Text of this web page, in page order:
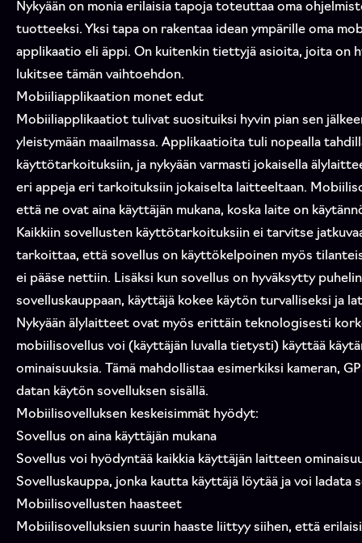
Nykyään on monia erilaisia tapoja toteuttaa oma
tuotteeksi. Yksi tapa on rakentaa idean ympärille oma
applikaatio eli äppi. On kuitenkin tiettyjä asioita, joita on
lukitsee tämän vaihtoehdon.
Mobiiliapplikaation monet edut
Mobiiliapplikaatiot tulivat suosituiksi hyvin pian sen
yleistymään maailmassa. Applikaatioita tuli nopealla
käyttötarkoituksiin, ja nykyään varmasti jokaisella
eri appeja eri tarkoituksiin jokaiselta laitteeltaan.
että ne ovat aina käyttäjän mukana, koska laite on
Kaikkiin sovellusten käyttötarkoituksiin ei tarvitse
tarkoittaa, että sovellus on käyttökelpoinen myös
ei pääse nettiin. Lisäksi kun sovellus on hyväksytty
sovelluskauppaan, käyttäjä kokee käytön turvalliseksi ja
Nykyään älylaitteet ovat myös erittäin teknologisesti
mobiilisovellus voi (käyttäjän luvalla tietysti) käyttää
ominaisuuksia. Tämä mahdollistaa esimerkiksi kameran,
datan käytön sovelluksen sisällä.
Mobiilisovelluksen keskeisimmät hyödyt:
Sovellus on aina käyttäjän mukana
Sovellus voi hyödyntää kaikkia käyttäjän laitteen
Sovelluskauppa, jonka kautta käyttäjä löytää ja voi ladata
Mobiilisovellusten haasteet
Mobiilisovelluksien suurin haaste liittyy siihen, että